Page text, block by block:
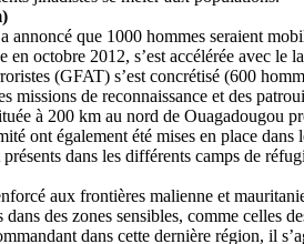
annoncé que 1000 hommes seraient
en octobre 2012, s’est accélérée avec
(GFAT) s’est concrétisé (600
missions de reconnaissance et des
à 200 km au nord de Ouagadougou
ont également été mises en place
dans les différents camps de
aux frontières malienne et
dans des zones sensibles, comme celles
dans cette dernière région, il